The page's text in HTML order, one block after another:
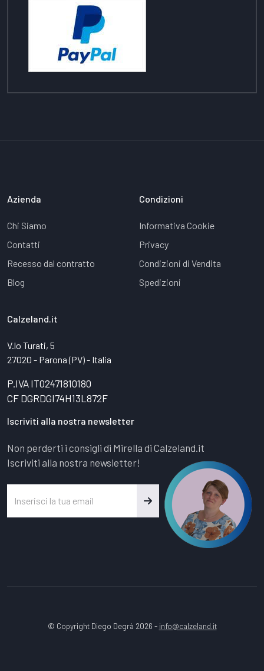
Azienda
Chi Siamo
Contatti
Recesso dal contratto
Blog
Condizioni
Informativa Cookie
Privacy
Condizioni di Vendita
Spedizioni
Calzeland.it
V.lo Turati, 5
27020 - Parona (PV) - Italia
P.IVA IT02471810180
CF DGRDGI74H13L872F
Iscriviti alla nostra newsletter
Non perderti i consigli di Mirella di Calzeland.it
Iscriviti alla nostra newsletter!
© Copyright Diego Degrà 2026 - info@calzeland.it